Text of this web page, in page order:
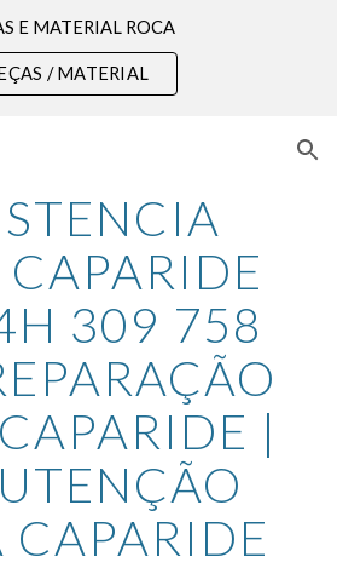
E MATERIAL ROCA
/ MATERIAL
CAPARIDE
309 758
|
CAPARIDE